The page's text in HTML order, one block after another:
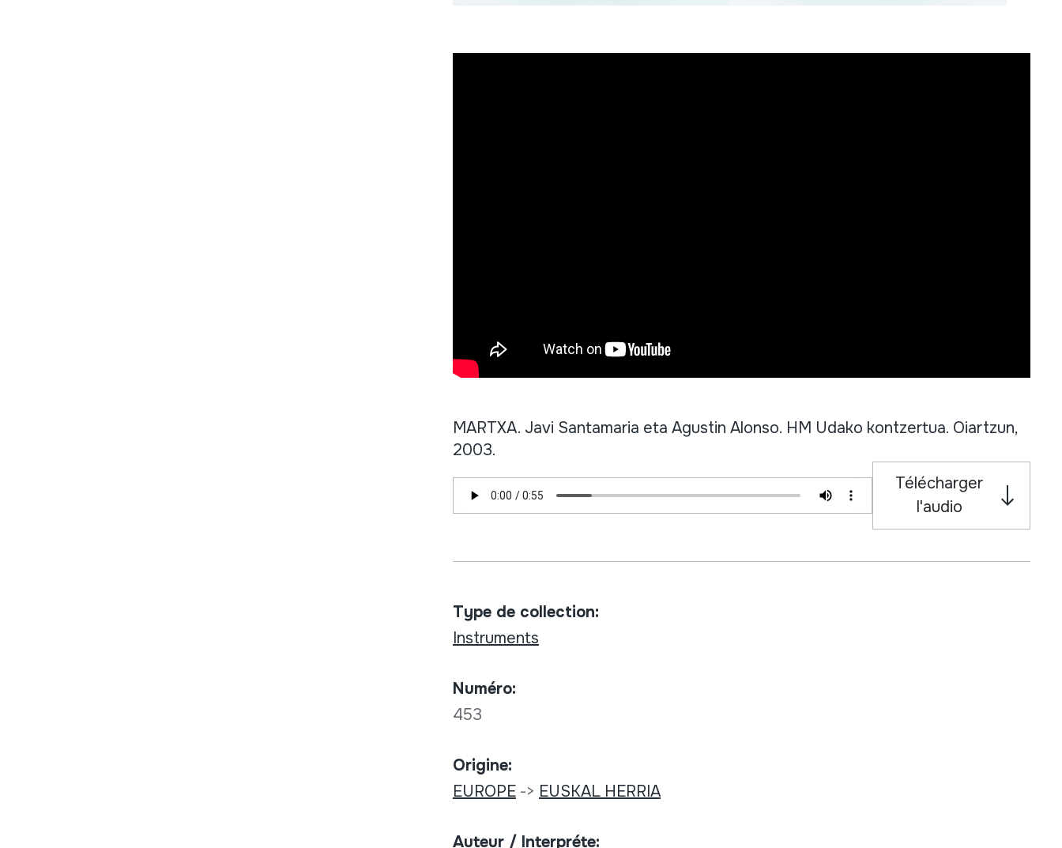
MARTXA. Javi Santamaria eta Agustin Alonso. HM Udako kontzertua. Oiartzun,
2003.
Télécharger
l'audio
Type de collection:
Instruments
Numéro:
453
Origine:
EUROPE-> EUSKAL HERRIA
Auteur / Interpréte: